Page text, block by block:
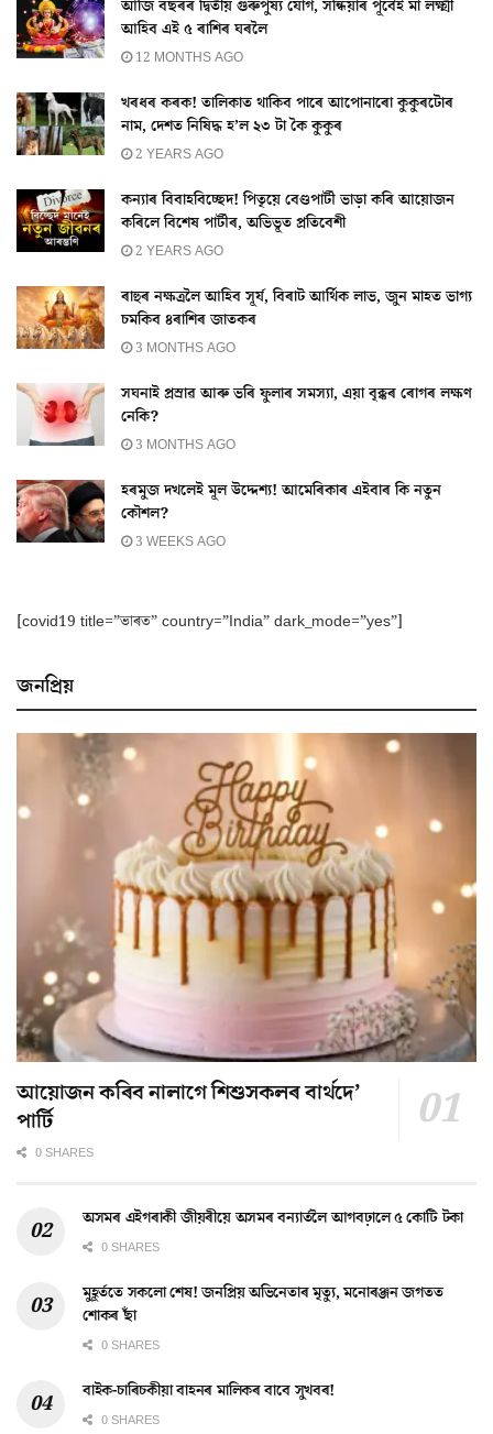
আজি বছৰৰ দ্বিতীয় গুৰুপুষ্য যোগ, সন্ধিয়াৰ পূৰ্বেই মা লক্ষ্মী
আহিব এই ৫ ৰাশিৰ ঘৰলৈ
12 MONTHS AGO
খৰধৰ কৰক! তালিকাত থাকিব পাৰে আপোনাৰো কুকুৰটোৰ
নাম, দেশত নিষিদ্ধ হ’ল ২৩ টা কৈ কুকুৰ
2 YEARS AGO
কন্যাৰ বিবাহবিচ্ছেদ! পিতৃয়ে বেণ্ডপাৰ্টী ভাড়া কৰি আয়োজন
কৰিলে বিশেষ পাৰ্টীৰ, অভিভূত প্ৰতিবেশী
2 YEARS AGO
ৰাহুৰ নক্ষত্ৰলৈ আহিব সূৰ্য, বিৰাট আৰ্থিক লাভ, জুন মাহত ভাগ্য
চমকিব ৪ৰাশিৰ জাতকৰ
3 MONTHS AGO
সঘনাই প্ৰস্ৰাৱ আৰু ভৰি ফুলাৰ সমস্যা, এয়া বৃক্কৰ ৰোগৰ লক্ষণ
নেকি?
3 MONTHS AGO
হৰমুজ দখলেই মূল উদ্দেশ্য! আমেৰিকাৰ এইবাৰ কি নতুন
কৌশল?
3 WEEKS AGO
[covid19 title=”ভাৰত” country=”India” dark_mode=”yes”]
জনপ্ৰিয়
আয়োজন কৰিব নালাগে শিশুসকলৰ বাৰ্থদে’
পাৰ্টি
0 SHARES
অসমৰ এইগৰাকী জীয়ৰীয়ে অসমৰ বন্যাৰ্তলৈ আগবঢ়ালে ৫ কোটি টকা
0 SHARES
মুহূৰ্ততে সকলো শেষ! জনপ্ৰিয় অভিনেতাৰ মৃত্যু, মনোৰঞ্জন জগতত
শোকৰ ছাঁ
0 SHARES
বাইক-চাৰিচকীয়া বাহনৰ মালিকৰ বাবে সুখবৰ!
0 SHARES